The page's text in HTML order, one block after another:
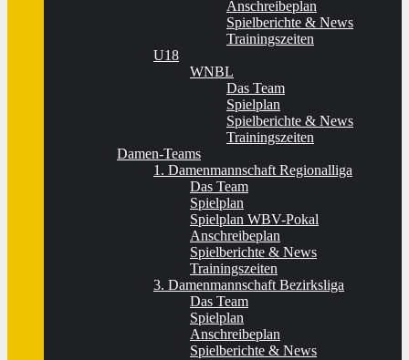
Anschreibeplan
Spielberichte & News
Trainingszeiten
U18
WNBL
Das Team
Spielplan
Spielberichte & News
Trainingszeiten
Damen-Teams
1. Damenmannschaft Regionalliga
Das Team
Spielplan
Spielplan WBV-Pokal
Anschreibeplan
Spielberichte & News
Trainingszeiten
3. Damenmannschaft Bezirksliga
Das Team
Spielplan
Anschreibeplan
Spielberichte & News